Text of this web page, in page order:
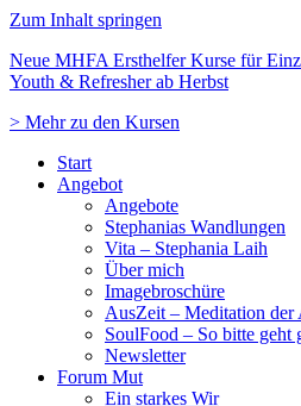
Zum Inhalt springen
Neue MHFA Ersthelfer Kurse für
Youth & Refresher ab Herbst
> Mehr zu den Kursen
Start
Angebot
Angebote
Stephanias Wandlungen
Vita – Stephania Laih
Über mich
Imagebroschüre
AusZeit – Meditation der
SoulFood – So bitte geht
Newsletter
Forum Mut
Ein starkes Wir